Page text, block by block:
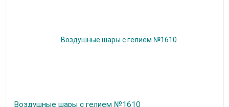
Воздушные шары с гелием №1610